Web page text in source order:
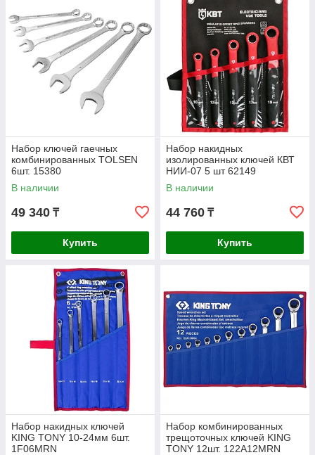
Набор ключей гаечных
комбинированных TOLSEN
6шт. 15380
В наличии
49 340 ₸
Купить
Набор накидных
изолированных ключей КВТ
НИИ-07 5 шт 62149
В наличии
44 760 ₸
Купить
Набор накидных ключей
KING TONY 10-24мм 6шт.
1F06MRN
Набор комбинированных
трещоточных ключей KING
TONY 12шт. 122A12MRN